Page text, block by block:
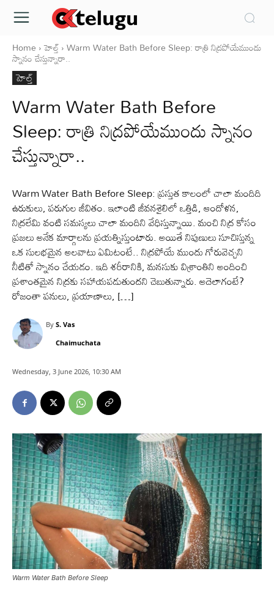
Home హెల్త్‌ Warm Water Bath Before Sleep: రాత్రి నిద్రపోయేముందు
స్నానం చేస్తున్నారా..
హెల్త్‌
Warm Water Bath Before
Sleep: రాత్రి నిద్రపోయేముందు స్నానం
చేస్తున్నారా..
Warm Water Bath Before Sleep: ప్రస్తుత కాలంలో చాలా మందిది
ఉరుకులు, పరుగుల జీవితం. ఇలాంటి జీవనశైలిలో ఒత్తిడి, ఆందోళన,
నిద్రలేమి వంటి సమస్యలు చాలా మందిని వేధిస్తున్నాయి. మంచి నిద్ర కోసం
ప్రజలు అనేక మార్గాలను ప్రయత్నిస్తుంటారు. అయితే నిపుణులు సూచిస్తున్న
ఒక సులభమైన అలవాటు ఏమిటంటే.. నిద్రపోయే ముందు గోరువెచ్చని
నీటితో స్నానం చేయడం. ఇది శరీరానికి, మనసుకు విశ్రాంతిని అందించి
ప్రశాంతమైన నిద్రకు సహాయపడుతుందని చెబుతున్నారు. అదెలాగంటే?
రోజంతా పనులు, ప్రయాణాలు, […]
By S. Vas
Chaimuchata
Wednesday, 3 June 2026, 10:30 AM
Warm Water Bath Before Sleep